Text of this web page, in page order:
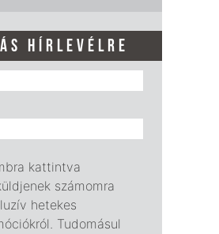
HÍRLEVÉLRE
kattintva
számomra
hetekes
Tudomásul